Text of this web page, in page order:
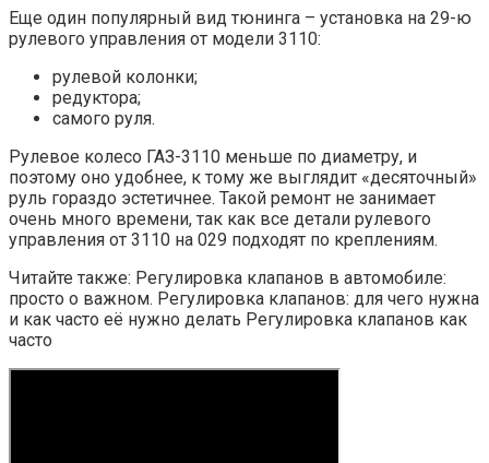
Еще один популярный вид тюнинга – установка на 29-ю
рулевого управления от модели 3110:
рулевой колонки;
редуктора;
самого руля.
Рулевое колесо ГАЗ-3110 меньше по диаметру, и
поэтому оно удобнее, к тому же выглядит «десяточный»
руль гораздо эстетичнее. Такой ремонт не занимает
очень много времени, так как все детали рулевого
управления от 3110 на 029 подходят по креплениям.
Читайте также: Регулировка клапанов в автомобиле:
просто о важном. Регулировка клапанов: для чего нужна
и как часто её нужно делать Регулировка клапанов как
часто